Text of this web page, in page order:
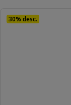
30% desc.